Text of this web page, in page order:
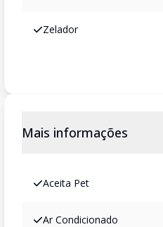
Zelador
Mais informações
Aceita Pet
Ar Condicionado